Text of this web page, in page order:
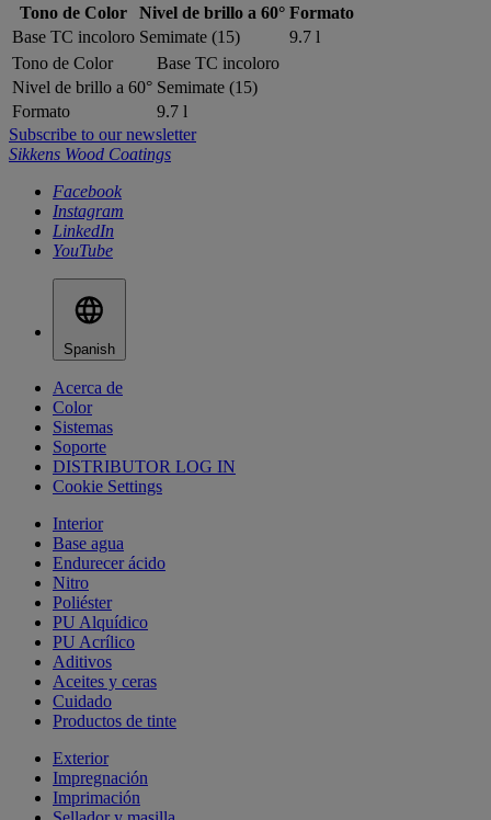
Tono de Color
Nivel de brillo a 60° Formato
Base TC incoloro Semimate (15)
9.7 l
Tono de Color
Base TC incoloro
Nivel de brillo a 60° Semimate (15)
Formato
9.7 l
Subscribe to our newsletter
Sikkens Wood Coatings
Facebook
Instagram
LinkedIn
YouTube
Spanish
Acerca de
Color
Sistemas
Soporte
DISTRIBUTOR LOG IN
Cookie Settings
Interior
Base agua
Endurecer ácido
Nitro
Poliéster
PU Alquídico
PU Acrílico
Aditivos
Aceites y ceras
Cuidado
Productos de tinte
Exterior
Impregnación
Imprimación